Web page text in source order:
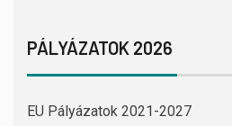
PÁLYÁZATOK 2026
EU Pályázatok 2021-2027